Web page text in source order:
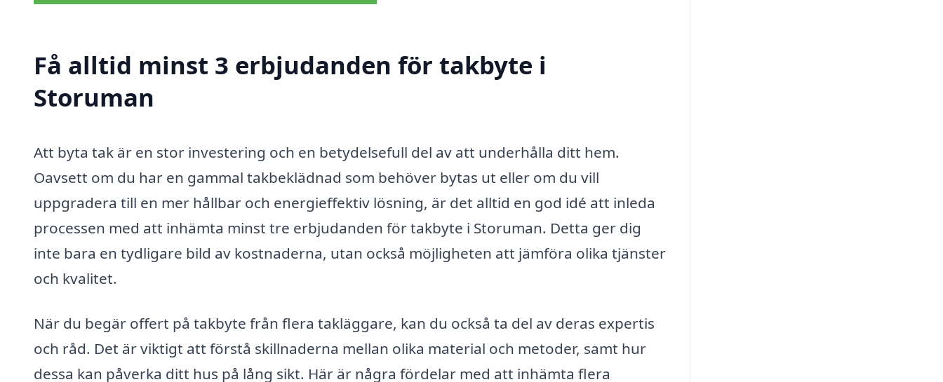
Få alltid minst 3 erbjudanden för takbyte i
Storuman
Att byta tak är en stor investering och en betydelsefull del av att underhålla ditt hem.
Oavsett om du har en gammal takbeklädnad som behöver bytas ut eller om du vill
uppgradera till en mer hållbar och energieffektiv lösning, är det alltid en god idé att inleda
processen med att inhämta minst tre erbjudanden för takbyte i Storuman. Detta ger dig
inte bara en tydligare bild av kostnaderna, utan också möjligheten att jämföra olika tjänster
och kvalitet.
När du begär offert på takbyte från flera takläggare, kan du också ta del av deras expertis
och råd. Det är viktigt att förstå skillnaderna mellan olika material och metoder, samt hur
dessa kan påverka ditt hus på lång sikt. Här är några fördelar med att inhämta flera